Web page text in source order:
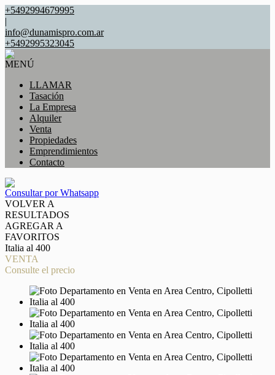
+5492994679995
|
info@dunamispro.com.ar
+5492995323045
MENÚ
LLAMAR
Tasación
La Empresa
Alquiler
Venta
Propiedades
Emprendimientos
Contacto
Consultar por Whatsapp
VOLVER A
RESULTADOS
AGREGAR A
FAVORITOS
Italia al 400
VENTA
Consulte el precio